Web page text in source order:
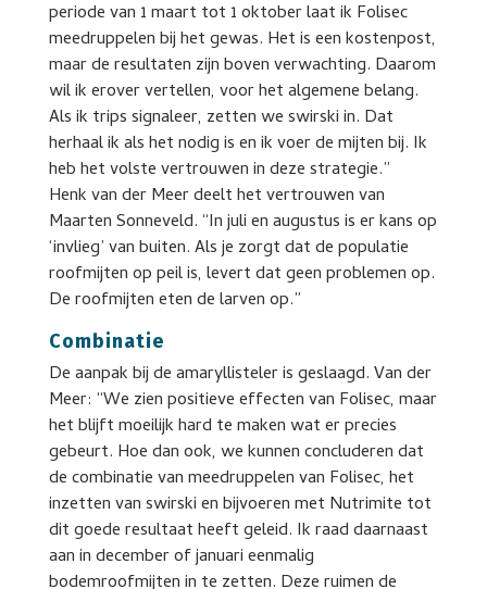
periode van 1 maart tot 1 oktober laat ik Folisec
meedruppelen bij het gewas. Het is een kostenpost,
maar de resultaten zijn boven verwachting. Daarom
wil ik erover vertellen, voor het algemene belang.
Als ik trips signaleer, zetten we swirski in. Dat
herhaal ik als het nodig is en ik voer de mijten bij. Ik
heb het volste vertrouwen in deze strategie.”
Henk van der Meer deelt het vertrouwen van
Maarten Sonneveld. “In juli en augustus is er kans op
‘invlieg’ van buiten. Als je zorgt dat de populatie
roofmijten op peil is, levert dat geen problemen op.
De roofmijten eten de larven op.”
Combinatie
De aanpak bij de amaryllisteler is geslaagd. Van der
Meer: “We zien positieve effecten van Folisec, maar
het blijft moeilijk hard te maken wat er precies
gebeurt. Hoe dan ook, we kunnen concluderen dat
de combinatie van meedruppelen van Folisec, het
inzetten van swirski en bijvoeren met Nutrimite tot
dit goede resultaat heeft geleid. Ik raad daarnaast
aan in december of januari eenmalig